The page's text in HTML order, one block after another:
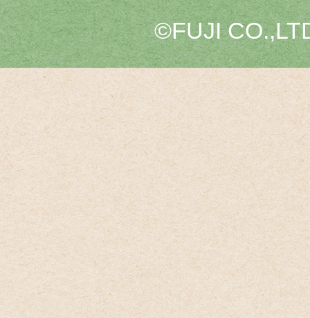
©FUJI